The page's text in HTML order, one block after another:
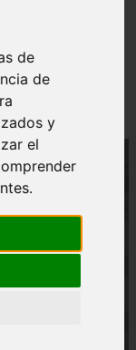
de
de
y
el
corona su